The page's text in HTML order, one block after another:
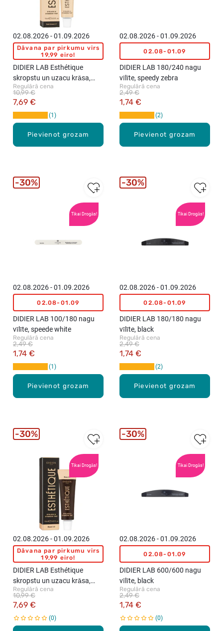
Pievienot grozam
02.08.2026 - 01.09.2026
Dāvana par pirkumu virs
19,99 eiro!
DIDIER LAB Esthétique
skropstu un uzacu krāsa,
Dark Brown, 15ml
Regulārā cena
7,69 €
10,99 €
1
Pievienot grozam
02.08.2026 - 01.09.2026
02.08-01.09
DIDIER LAB 180/240 nagu
vīlīte, speedy zebra
Regulārā cena
1,74 €
2,49 €
2
Tikai Drogās!
Pievienot grozam
02.08.2026 - 01.09.2026
02.08-01.09
DIDIER LAB 100/180 nagu
vīlīte, speede white
Regulārā cena
1,74 €
2,49 €
1
30%
Tikai Drogās!
Pievienot grozam
02.08.2026 - 01.09.2026
02.08-01.09
DIDIER LAB 180/180 nagu
vīlīte, black
Regulārā cena
1,74 €
2,49 €
2
30%
Tikai Drogās!
02.08.2026 - 01.09.2026
Dāvana par pirkumu virs
19,99 eiro!
DIDIER LAB Esthétique
skropstu un uzacu krāsa,
Black, 15ml
Regulārā cena
7,69 €
10,99 €
0
30%
Tikai Drogās!
02.08.2026 - 01.09.2026
02.08-01.09
DIDIER LAB 600/600 nagu
vīlīte, black
Regulārā cena
1,74 €
2,49 €
0
30%